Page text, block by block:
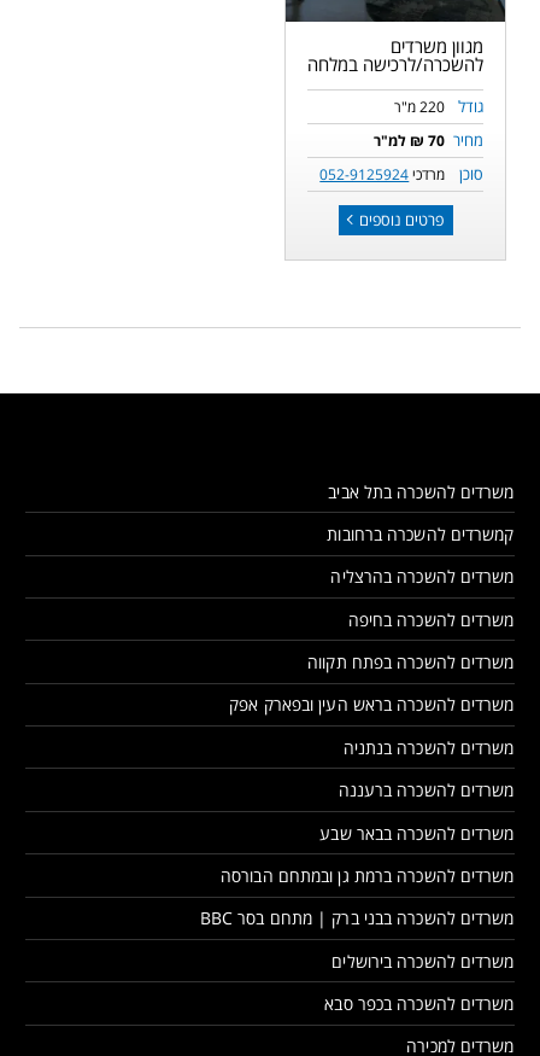
מגוון משרדים
להשכרה/לרכישה במלחה
גודל 220 מ"ר
מחיר 70 ₪ למ"ר
סוכן מרדכי052-9125924
פרטים נוספים
משרדים להשכרה בתל אביב
קמשרדים להשכרה ברחובות
משרדים להשכרה בהרצליה
משרדים להשכרה בחיפה
משרדים להשכרה בפתח תקווה
משרדים להשכרה בראש העין ובפארק אפק
משרדים להשכרה בנתניה
משרדים להשכרה ברעננה
משרדים להשכרה בבאר שבע
משרדים להשכרה ברמת גן ובמתחם הבורסה
משרדים להשכרה בבני ברק | מתחם בסר BBC
משרדים להשכרה בירושלים
משרדים להשכרה בכפר סבא
משרדים למכירה